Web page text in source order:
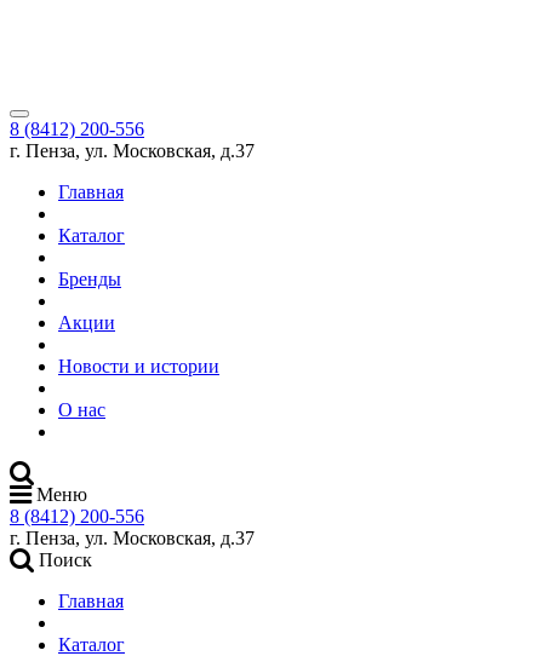
8 (8412) 200-556
г. Пенза, ул. Московская, д.37
Главная
Каталог
Бренды
Акции
Новости и истории
О нас
Меню
8 (8412) 200-556
г. Пенза, ул. Московская, д.37
Поиск
Главная
Каталог